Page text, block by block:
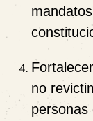
no
personas